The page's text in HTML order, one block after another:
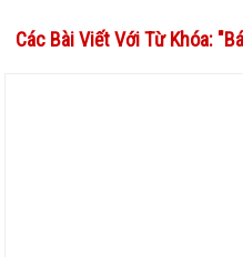
Các Bài Viết Với Từ Khóa: "